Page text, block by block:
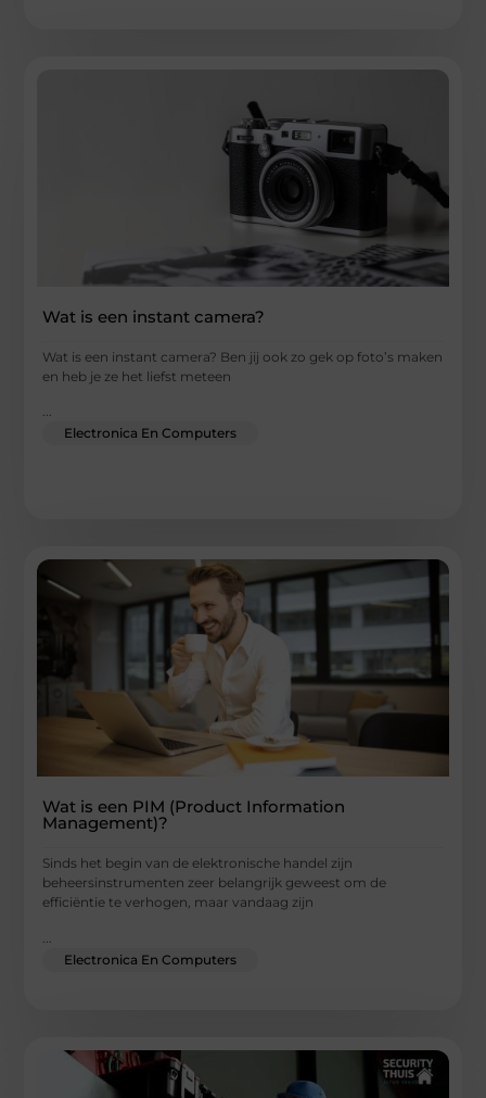
Wat is een instant camera?
Wat is een instant camera? Ben jij ook zo gek op foto’s maken
en heb je ze het liefst meteen
...
Electronica En Computers
Wat is een PIM (Product Information
Management)?
Sinds het begin van de elektronische handel zijn
beheersinstrumenten zeer belangrijk geweest om de
efficiëntie te verhogen, maar vandaag zijn
Electronica En Computers